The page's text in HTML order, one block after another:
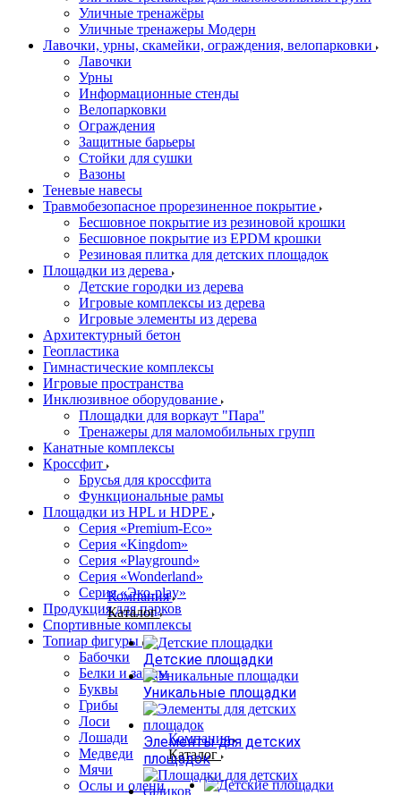
Уличные тренажёры
Уличные тренажеры Модерн
Лавочки, урны, скамейки, ограждения, велопарковки
Лавочки
Урны
Информационные стенды
Велопарковки
Ограждения
Защитные барьеры
Стойки для сушки
Вазоны
Теневые навесы
Травмобезопасное прорезиненное покрытие
Бесшовное покрытие из резиновой крошки
Бесшовное покрытие из EPDM крошки
Резиновая плитка для детских площадок
Площадки из дерева
Детские городки из дерева
Игровые комплексы из дерева
Игровые элементы из дерева
Архитектурный бетон
Геопластика
Гимнастические комплексы
Игровые пространства
Инклюзивное оборудование
Площадки для воркаут "Пара"
Тренажеры для маломобильных групп
Канатные комплексы
Кроссфит
Брусья для кроссфита
Функциональные рамы
Площадки из HPL и HDPE
Серия «Premium-Eco»
Серия «Kingdom»
Серия «Playground»
Серия «Wonderland»
Серия «Эко-play»
Продукция для парков
Спортивные комплексы
Топиар фигуры
Бабочки
Белки и зайцы
Буквы
Грибы
Лоси
Лошади
Медведи
Мячи
Ослы и олени
Компания
Каталог
Компания
Каталог
Детские площадки
Уникальные площадки
Элементы для детских
площадок